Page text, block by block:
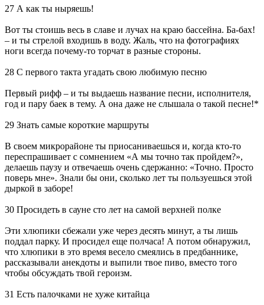
27 А как ты ныряешь!
Вот ты стоишь весь в славе и лучах на краю бассейна. Ба-бах!
– и ты стрелой входишь в воду. Жаль, что на фотографиях
ноги всегда почему-то торчат в разные стороны.
28 С первого такта угадать свою любимую песню
Первый рифф – и ты выдаешь название песни, исполнителя,
год и пару баек в тему. А она даже не слышала о такой песне!*
29 Знать самые короткие маршруты
В своем микрорайоне ты приосаниваешься и, когда кто-то
переспрашивает с сомнением «А мы точно так пройдем?»,
делаешь паузу и отвечаешь очень сдержанно: «Точно. Просто
поверь мне». Знали бы они, сколько лет ты пользуешься этой
дыркой в заборе!
30 Просидеть в сауне сто лет на самой верхней полке
Эти хлюпики сбежали уже через десять минут, а ты лишь
поддал парку. И просидел еще полчаса! А потом обнаружил,
что хлюпики в это время весело смеялись в предбаннике,
рассказывали анекдоты и выпили твое пиво, вместо того
чтобы обсуждать твой героизм.
31 Есть палочками не хуже китайца